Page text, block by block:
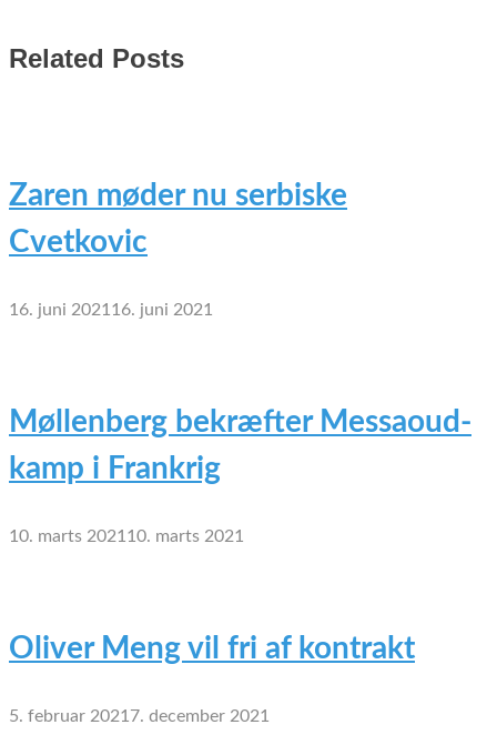
Related Posts
Zaren møder nu serbiske
Cvetkovic
16. juni 2021 16. juni 2021
Møllenberg bekræfter Messaoud-
kamp i Frankrig
10. marts 2021 10. marts 2021
Oliver Meng vil fri af kontrakt
5. februar 2021 7. december 2021